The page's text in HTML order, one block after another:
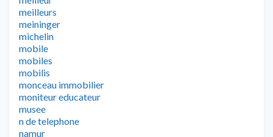
meilleurs
meininger
michelin
mobile
mobiles
mobilis
monceau immobilier
moniteur educateur
musee
n de telephone
namur